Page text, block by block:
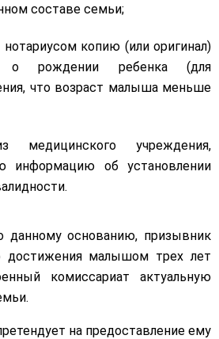
составе семьи;
копию (или оригинал)
о рождении ребенка (для
что возраст малыша меньше
медицинского учреждения,
информацию об установлении
данному основанию, призывник
достижения малышом трех лет
комиссариат актуальную
на предоставление ему